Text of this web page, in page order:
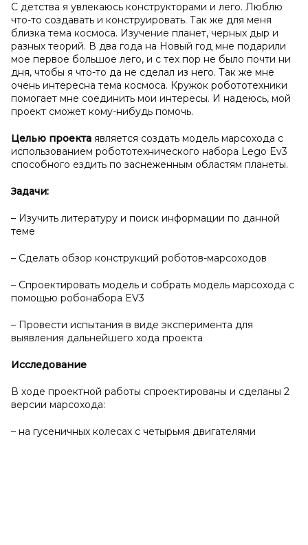
С детства я увлекаюсь конструкторами и лего. Люблю
что-то создавать и конструировать. Так же для меня
близка тема космоса. Изучение планет, черных дыр и
разных теорий. В два года на Новый год мне подарили
мое первое большое лего, и с тех пор не было почти ни
дня, чтобы я что-то да не сделал из него. Так же мне
очень интересна тема космоса. Кружок робототехники
помогает мне соединить мои интересы. И надеюсь, мой
проект сможет кому-нибудь помочь.
Целью проекта является создать модель марсохода с
использованием робототехнического набора Lego Ev3
способного ездить по заснеженным областям планеты.
Задачи:
– Изучить литературу и поиск информации по данной
теме
– Сделать обзор конструкций роботов-марсоходов
– Спроектировать модель и собрать модель марсохода с
помощью робонабора EV3
– Провести испытания в виде эксперимента для
выявления дальнейшего хода проекта
Исследование
В ходе проектной работы спроектированы и сделаны 2
версии марсохода:
– на гусеничных колесах с четырьмя двигателями